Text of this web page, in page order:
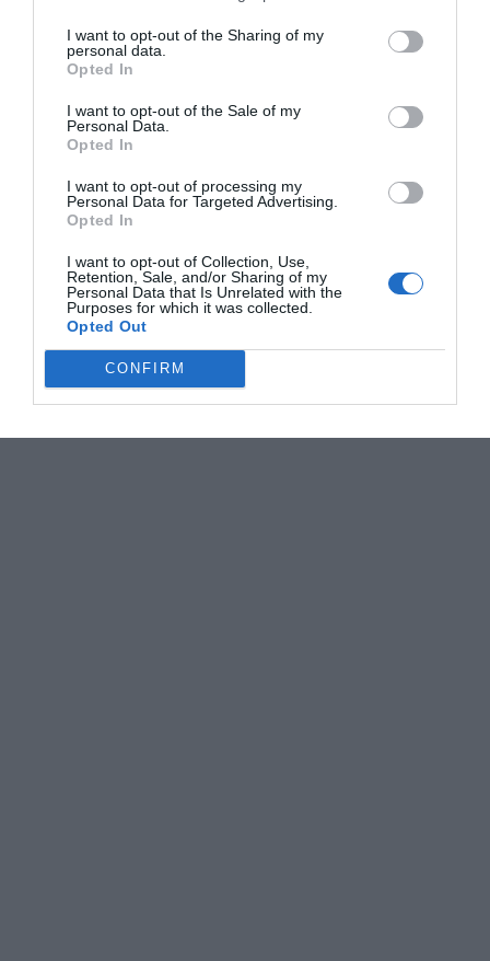
I want to opt-out of the Sharing of my
personal data.
Opted In
I want to opt-out of the Sale of my
Personal Data.
Opted In
I want to opt-out of processing my
Personal Data for Targeted Advertising.
Opted In
I want to opt-out of Collection, Use,
Retention, Sale, and/or Sharing of my
Personal Data that Is Unrelated with the
Purposes for which it was collected.
Opted Out
CONFIRM